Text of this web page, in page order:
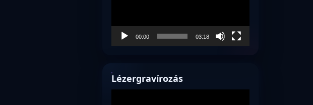
00:00 03:18
Lézergravírozás